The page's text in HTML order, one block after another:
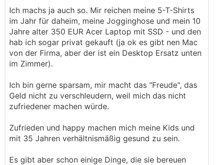
Krösuse mit 4 Mal Urlaub im Jahr. Die sagen
auch, ein Lottogewinn würde nichts ändern, sie
wüssten nicht einmal was sie sich jetzt akut
kaufen würden. Gestern hat meine Mama einfach
nur gesagt "jetzt müssen wir nur noch gesund
bleiben" - und das bringt es eigentlich auf den
Ich machs ja auch so. Mir reichen meine 5-T-Shirts
im Jahr für daheim, meine Jogginghose und mein 10
Jahre alter 350 EUR Acer Laptop mit SSD - und den
hab ich sogar privat gekauft (ja ok es gibt nen Mac
von der Firma, aber der ist ein Desktop Ersatz unten
im Zimmer).
Ich bin gerne sparsam, mir macht das "Freude", das
Geld nicht zu verschleudern, weil mich das nicht
zufriedener machen würde.
Zufrieden und happy machen mich meine Kids und
mit 35 Jahren verhältnismäßig gesund zu sein.
Es gibt aber schon einige Dinge, die sie bereuen